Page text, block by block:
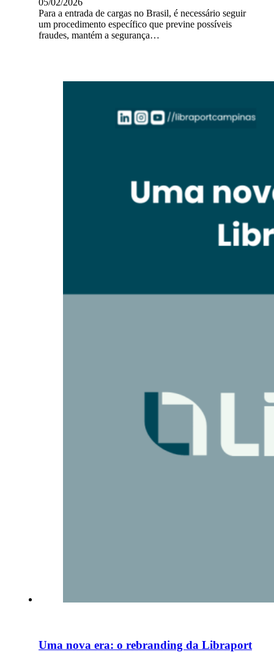
05/02/2026
Para a entrada de cargas no Brasil, é necessário seguir
um procedimento específico que previne possíveis
fraudes, mantém a segurança…
Uma nova era: o rebranding da Libraport